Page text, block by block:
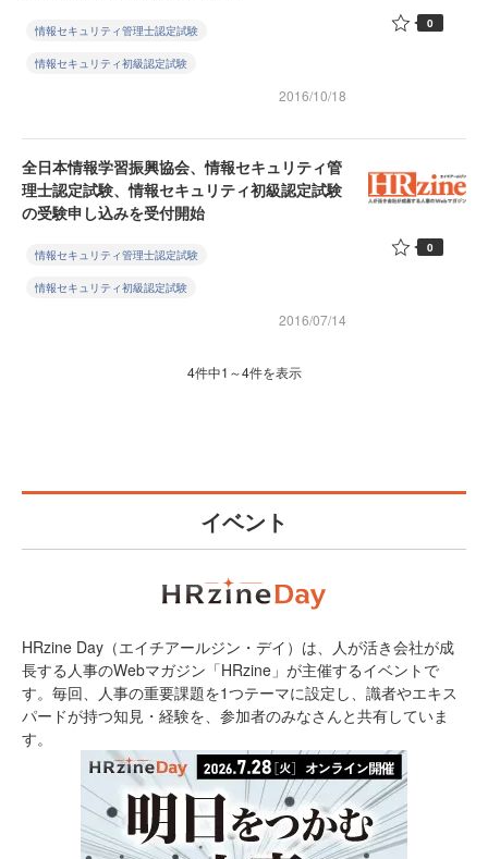
情報セキュリティ管理士認定試験
情報セキュリティ初級認定試験
2016/10/18
0
全日本情報学習振興協会、情報セキュリティ管
理士認定試験、情報セキュリティ初級認定試験
の受験申し込みを受付開始
情報セキュリティ管理士認定試験
情報セキュリティ初級認定試験
2016/07/14
0
4件中1～4件を表示
イベント
HRzine Day（エイチアールジン・デイ）は、人が活き会社が成
長する人事のWebマガジン「HRzine」が主催するイベントで
す。毎回、人事の重要課題を1つテーマに設定し、識者やエキス
パードが持つ知見・経験を、参加者のみなさんと共有していま
す。